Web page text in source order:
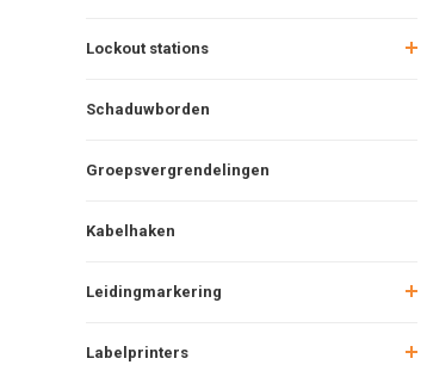
Lockout stations
Schaduwborden
Groepsvergrendelingen
Kabelhaken
Leidingmarkering
Labelprinters